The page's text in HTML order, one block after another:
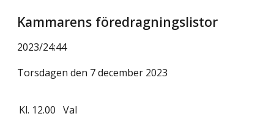
Kammarens föredragningslistor
2023/24:44
Torsdagen den 7 december 2023
Kl. 12.00 Val